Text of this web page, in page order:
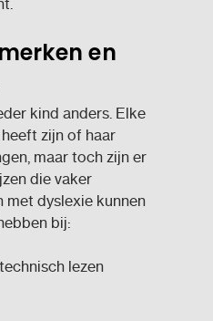
en
kind anders. Elke
zijn of haar
maar toch zijn er
die vaker
met dyslexie kunnen
bij:
lezen